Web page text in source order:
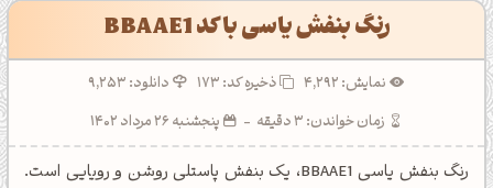
رنگ بنفش یاسی با کد BBAAE1
نمایش: 4,292 ذخیره کد:173
دانلود: 9,253
زمان خواندن: 3 دقیقه
- پنجشنبه 26 مرداد 1402
رنگ بنفش یاسی BBAAE1، یک بنفش پاستلی روشن و رویایی است.